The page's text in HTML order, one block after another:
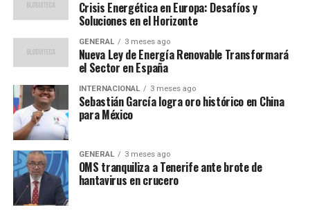
en felinos. Los gatos, animales territoriales por
excelencia, perciben cualquier alteración en su entorno
como una potencial amenaza.
Desde los primeros días de vida
Danielle Gunn-Moore, profesora de medicina felina en la
Universidad de Edimburgo, explica que la tendencia a
buscar lugares cubiertos y discretos se manifiesta desde
los primeros días de vida. Las madres eligen zonas
tranquilas y cerradas para dar a luz, de modo que la
primera experiencia de los gatitos es la seguridad de un
espacio protegido.
Crisis Energética en Europa: Desafíos y
Soluciones en el Horizonte
GENERAL 3 meses ago
Nueva Ley de Energía Renovable Transformará
el Sector en España
INTERNACIONAL 3 meses ago
Sebastián García logra oro histórico en China
para México
GENERAL 3 meses ago
OMS tranquiliza a Tenerife ante brote de
hantavirus en crucero